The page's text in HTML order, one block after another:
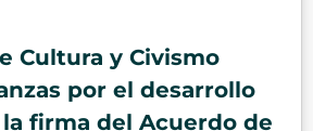
Cultura y Civismo
por el desarrollo
firma del Acuerdo de